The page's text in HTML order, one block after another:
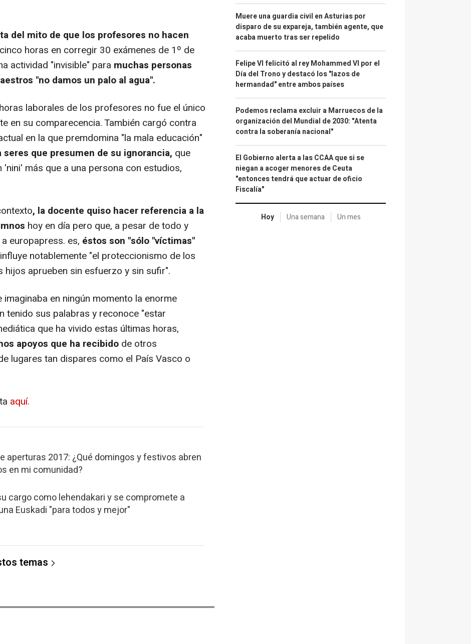
del mito de que los profesores no hacen
horas en corregir 30 exámenes de 1º de
actividad "invisible" para muchas personas
"no damos un palo al agua".
laborales de los profesores no fue el único
en su comparecencia. También cargó contra
en la que premdomina "la mala educación"
seres que presumen de su ignorancia, que
más que a una persona con estudios,
, la docente quiso hacer referencia a la
hoy en día pero que, a pesar de todo y
europapress. es, éstos son "sólo "víctimas"
notablemente "el proteccionismo de los
hijos aprueben sin esfuerzo y sin sufir".
en ningún momento la enorme
tenido sus palabras y reconoce "estar
que ha vivido estas últimas horas,
apoyos que ha recibido de otros
lugares tan dispares como el País Vasco o
aquí.
aperturas 2017: ¿Qué domingos y festivos abren
en mi comunidad?
cargo como lehendakari y se compromete a
Euskadi "para todos y mejor"
temas
Muere una guardia civil en Asturias por
disparo de su expareja, también agente, que
acaba muerto tras ser repelido
Felipe VI felicitó al rey Mohammed VI por el
Día del Trono y destacó los "lazos de
hermandad" entre ambos países
Podemos reclama excluir a Marruecos de la
organización del Mundial de 2030: "Atenta
contra la soberanía nacional"
El Gobierno alerta a las CCAA que si se
niegan a acoger menores de Ceuta
"entonces tendrá que actuar de oficio
Fiscalía"
Hoy Una semana Un mes